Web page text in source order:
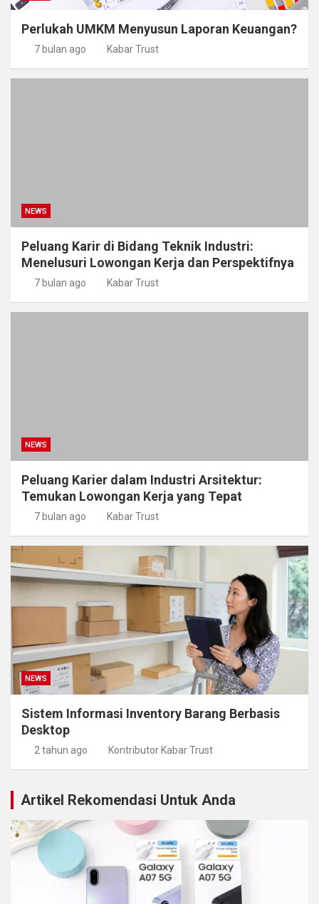
Perlukah UMKM Menyusun Laporan Keuangan?
7 bulan ago Kabar Trust
NEWS
Peluang Karir di Bidang Teknik Industri:
Menelusuri Lowongan Kerja dan Perspektifnya
7 bulan ago Kabar Trust
NEWS
Peluang Karier dalam Industri Arsitektur:
Temukan Lowongan Kerja yang Tepat
7 bulan ago Kabar Trust
NEWS
Sistem Informasi Inventory Barang Berbasis
Desktop
2 tahun ago Kontributor Kabar Trust
Artikel Rekomendasi Untuk Anda